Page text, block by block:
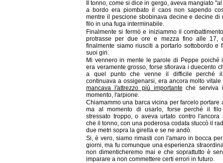
Il tonno, come si dice in gergo, aveva mangiato
a bordo era piombato il caos non sapendo
mentre il pescione sbobinava decine e decine di
filo in una fuga interminabile.
Finalmente si fermò e iniziammo il
protrasse per due ore e mezza fino alle 17,
finalmente siamo riusciti a portarlo sottobordo e
suoi giri.
Mi vennero in mente le parole di Peppe poiché
era veramente grosso, forse sfiorava i duecento
a quel punto che venne il difficile perché
continuava a ossigenarsi, era ancora molto
mancava l'attrezzo più importante che serviva
momento, l'arpione.
Chiamammo una barca vicina per farcelo portare
ma al momento di usarlo, forse perché il
stressato troppo, o aveva urtato contro l'ancora
che il tonno, con una poderosa codata stuccò il
due metri sopra la girella e se ne andò.
Si, è vero, siamo rimasti con l'amaro in bocca
giorni, ma fu comunque una esperienza
non dimenticheremo mai e che soprattutto è
imparare a non commettere certi errori in futuro.